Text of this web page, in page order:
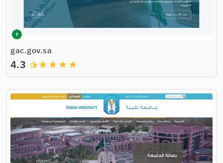
gac.gov.sa
grade
grade
grade
grade
4.3